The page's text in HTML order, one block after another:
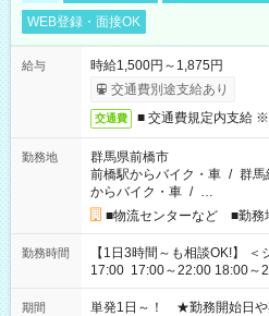
WEB登録・面接OK
給与
時給1,500円～1,875円
交通費別途支給あり
交通費 ■ 交通費規定内支給
勤務地
群馬県前橋市
前橋駅からバイク・車 / 群馬
からバイク・車 / …
■物流センターなど ■勤務
勤務時間
【1日3時間～も相談OK!】 ＜シフト例＞ 9:00～12:00 12:00～
17:00 17:00～22:00 18:00～21:00 など こちら
お気軽にご相談ください！
期間
単発1日～！ ★勤務開始日や